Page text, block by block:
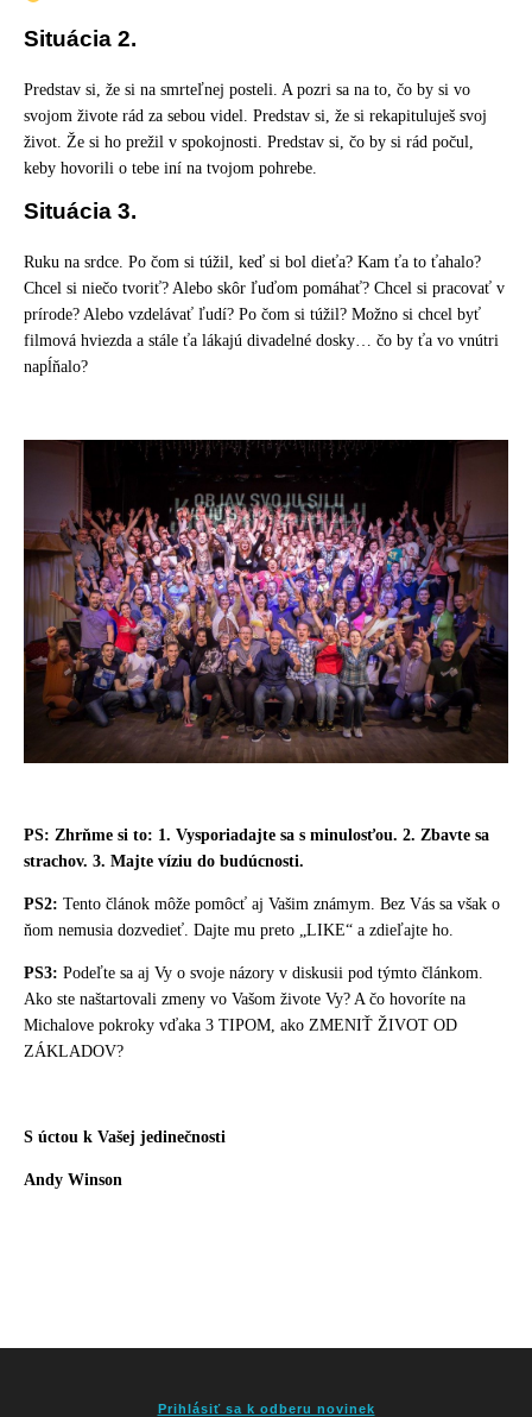
Situácia 2.
Predstav si, že si na smrteľnej posteli. A pozri sa na to, čo by si vo
svojom živote rád za sebou videl. Predstav si, že si rekapituluješ svoj
život. Že si ho prežil v spokojnosti. Predstav si, čo by si rád počul,
keby hovorili o tebe iní na tvojom pohrebe.
Situácia 3.
Ruku na srdce. Po čom si túžil, keď si bol dieťa? Kam ťa to ťahalo?
Chcel si niečo tvoriť? Alebo skôr ľuďom pomáhať? Chcel si pracovať v
prírode? Alebo vzdelávať ľudí? Po čom si túžil? Možno si chcel byť
filmová hviezda a stále ťa lákajú divadelné dosky… čo by ťa vo vnútri
napĺňalo?
PS: Zhrňme si to: 1. Vysporiadajte sa s minulosťou. 2. Zbavte sa
strachov. 3. Majte víziu do budúcnosti.
PS2: Tento článok môže pomôcť aj Vašim známym. Bez Vás sa však o
ňom nemusia dozvedieť. Dajte mu preto „LIKE“ a zdieľajte ho.
PS3: Podeľte sa aj Vy o svoje názory v diskusii pod týmto článkom.
Ako ste naštartovali zmeny vo Vašom živote Vy? A čo hovoríte na
Michalove pokroky vďaka 3 TIPOM, ako ZMENIŤ ŽIVOT OD
ZÁKLADOV?
S úctou k Vašej jedinečnosti
Andy Winson
Prihlásiť sa k odberu novinek